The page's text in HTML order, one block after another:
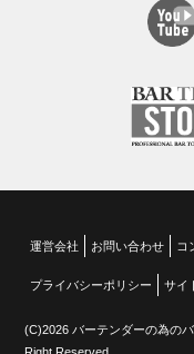
運営会社 お問い合わせ コ
プライバシーポリシー サイ
(C)2026 バーテンダーの為の